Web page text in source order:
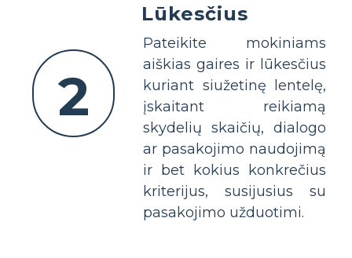
2
Lūkesčius
Pateikite mokiniams
aiškias gaires ir lūkesčius
kuriant siužetinę lentelę,
įskaitant reikiamą
skydelių skaičių, dialogo
ar pasakojimo naudojimą
ir bet kokius konkrečius
kriterijus, susijusius su
pasakojimo užduotimi.